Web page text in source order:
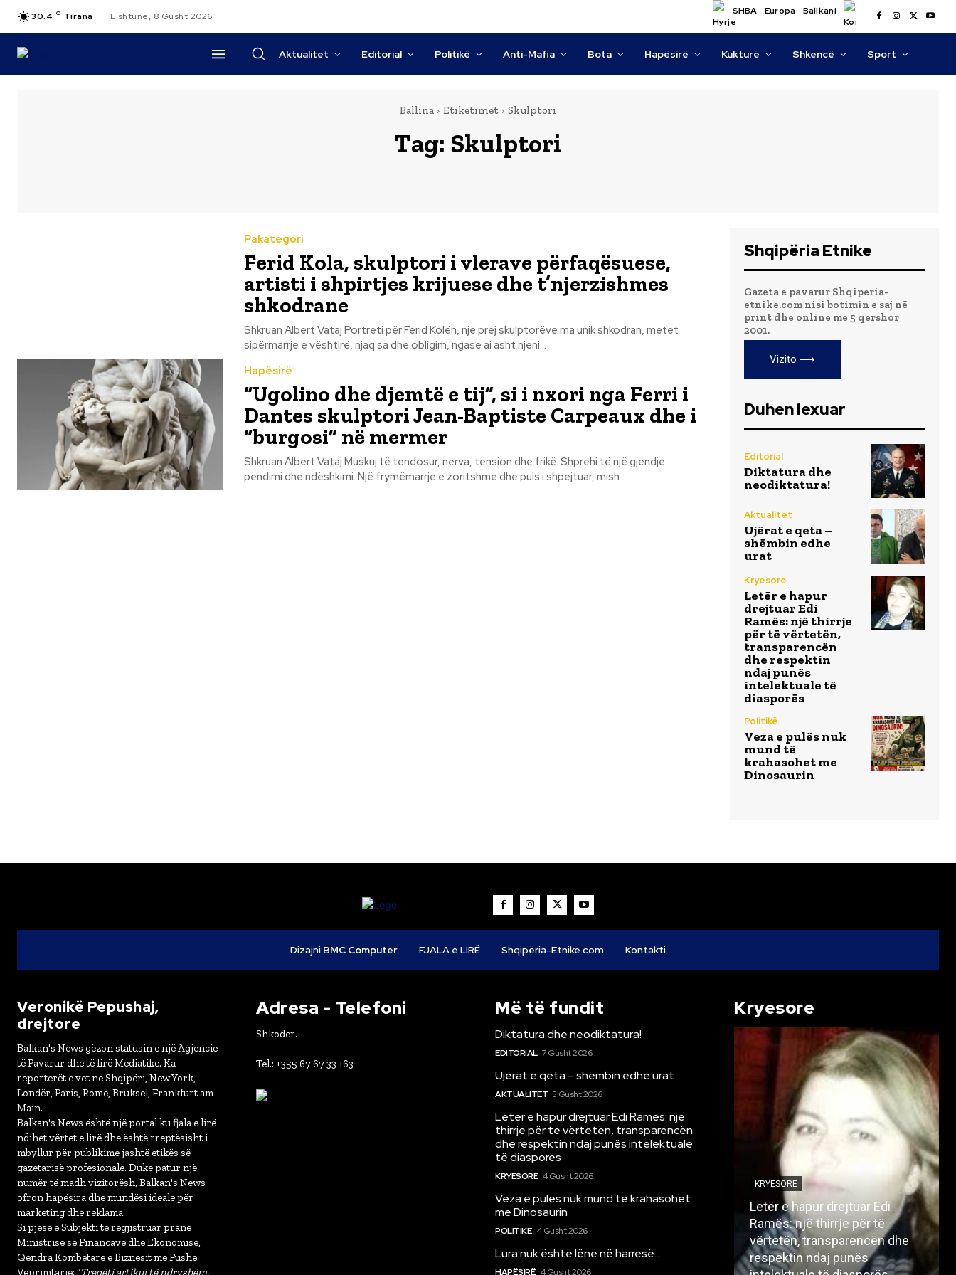
30.4 C Tirana E shtunë, 8 Gusht 2026 SHBA Europa Ballkani
Aktualitet Editorial Politikë Anti-Mafia Bota Hapësirë Kukturë Shkencë Sport
Ballina Etiketimet Skulptori
Tag: Skulptori
Pakategori
Ferid Kola, skulptori i vlerave përfaqësuese,
artisti i shpirtjes krijuese dhe t’njerzishmes
shkodrane
Shkruan Albert Vataj Portreti për Ferid Kolën, një prej skulptorëve ma unik shkodran, metet
sipërmarrje e vështirë, njaq sa dhe obligim, ngase ai asht njeni...
Hapësirë
“Ugolino dhe djemtë e tij”, si i nxori nga Ferri i
Dantes skulptori Jean-Baptiste Carpeaux dhe i
“burgosi” në mermer
Shkruan Albert Vataj Muskuj të tendosur, nerva, tension dhe frikë. Shprehi të një gjendje
pendimi dhe ndëshkimi. Një frymëmarrje e zoritshme dhe puls i shpejtuar, mish...
Shqipëria Etnike
Gazeta e pavarur Shqiperia-
etnike.com nisi botimin e saj në
print dhe online me 5 qershor
2001.
Vizito ⟶
Duhen lexuar
Editorial
Diktatura dhe
neodiktatura!
Aktualitet
Ujërat e qeta –
shëmbin edhe
urat
Kryesore
Letër e hapur
drejtuar Edi
Ramës: një thirrje
për të vërtetën,
transparencën
dhe respektin
ndaj punës
intelektuale të
diasporës
Politikë
Veza e pulës nuk
mund të
krahasohet me
Dinosaurin
Dizajni:BMC Computer FJALA e LIRË Shqipëria-Etnike.com Kontakti
Veronikë Pepushaj,
drejtore
Balkan's News gëzon statusin e një Agjencie
të Pavarur dhe të lirë Mediatike. Ka
reporterët e vet në Shqipëri, New York,
Londër, Paris, Romë, Bruksel, Frankfurt am
Main.
Balkan's News është një portal ku fjala e lirë
ndihet vërtet e lirë dhe është rreptësisht i
mbyllur për publikime jashtë etikës së
gazetarisë profesionale. Duke patur një
numër të madh vizitorësh, Balkan's News
ofron hapësira dhe mundësi ideale për
marketing dhe reklama.
Si pjesë e Subjekti të regjistruar pranë
Ministrisë së Financave dhe Ekonomisë,
Qëndra Kombëtare e Biznesit me Fushë
Veprimtarie: “Tregëti artikuj të ndryshëm,
Adresa - Telefoni
Shkoder.
Tel.: +355 67 67 33 163
Më të fundit
Diktatura dhe neodiktatura!
EDITORIAL 7 Gusht 2026
Ujërat e qeta – shëmbin edhe urat
AKTUALITET 5 Gusht 2026
Letër e hapur drejtuar Edi Ramës: një
thirrje për të vërtetën, transparencën
dhe respektin ndaj punës intelektuale
të diasporës
KRYESORE 4 Gusht 2026
Veza e pulës nuk mund të krahasohet
me Dinosaurin
POLITIKË 4 Gusht 2026
Lura nuk është lënë në harresë…
HAPËSIRË 4 Gusht 2026
Kryesore
KRYESORE
Letër e hapur drejtuar Edi
Ramës: një thirrje për të
vërtetën, transparencën dhe
respektin ndaj punës